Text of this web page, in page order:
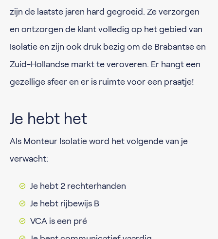
zijn de laatste jaren hard gegroeid. Ze verzorgen
en ontzorgen de klant volledig op het gebied van
Isolatie en zijn ook druk bezig om de Brabantse en
Zuid-Hollandse markt te veroveren. Er hangt een
gezellige sfeer en er is ruimte voor een praatje!
Je hebt het
Als Monteur Isolatie word het volgende van je
verwacht:
Je hebt 2 rechterhanden
Je hebt rijbewijs B
VCA is een pré